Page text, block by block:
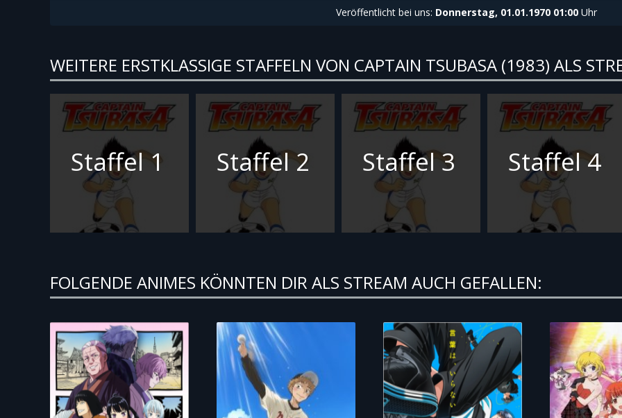
Veröffentlicht bei uns: Donnerstag, 01.01.1970 01:00 Uhr
WEITERE ERSTKLASSIGE STAFFELN VON CAPTAIN TSUBASA (1983) ALS
Staffel 1 Staffel 2 Staffel 3 Staffel 4
FOLGENDE ANIMES KÖNNTEN DIR ALS STREAM AUCH GEFALLEN: